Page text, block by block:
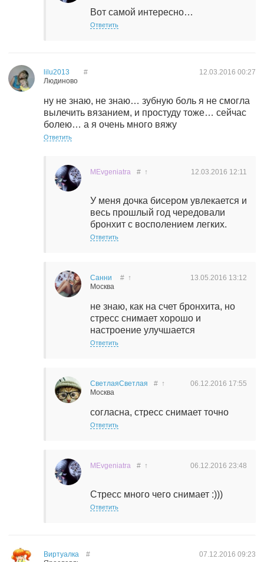
Вот самой интересно…
Ответить
lilu2013
Людиново
12.03.2016 00:27
#
ну не знаю, не знаю… зубную боль я не смогла
вылечить вязанием, и простуду тоже… сейчас
болею… а я очень много вяжу
Ответить
MEvgeniatra 12.03.2016 12:11
# ↑
У меня дочка бисером увлекается и
весь прошлый год чередовали
бронхит с восполением легких.
Ответить
Санни
Москва
13.05.2016 13:12
# ↑
не знаю, как на счет бронхита, но
стресс снимает хорошо и
настроение улучшается
Ответить
СветлаяСветлая
Москва
06.12.2016 17:55
# ↑
согласна, стресс снимает точно
Ответить
MEvgeniatra 06.12.2016 23:48
# ↑
Стресс много чего снимает :)))
Ответить
Виртуалка
07.12.2016 09:23
#